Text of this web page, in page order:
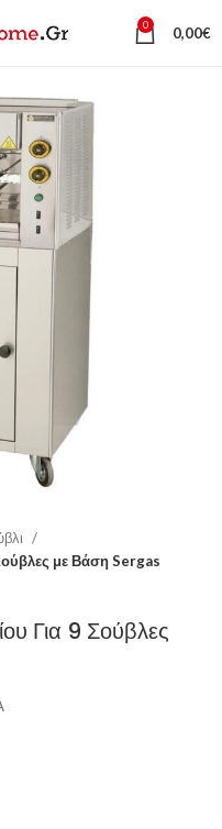
0 0,00€
με Βάση Sergas
Για 9 Σούβλες